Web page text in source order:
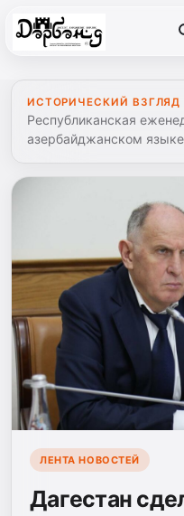
ИСТОРИЧЕСКИЙ
Республиканская
азербайджанском языке
ЛЕНТА НОВОСТЕЙ
Дагестан